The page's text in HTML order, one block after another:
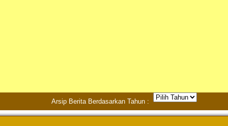
Arsip Berita Berdasarkan Tahun :